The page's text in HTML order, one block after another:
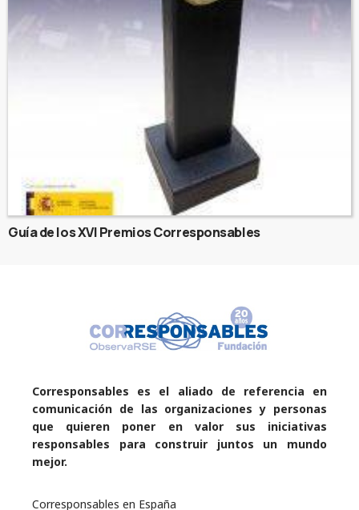
Guía de los XVI Premios Corresponsables
Corresponsables es el aliado de referencia en
comunicación de las organizaciones y personas
que quieren poner en valor sus iniciativas
responsables para construir juntos un mundo
mejor.
Corresponsables en España